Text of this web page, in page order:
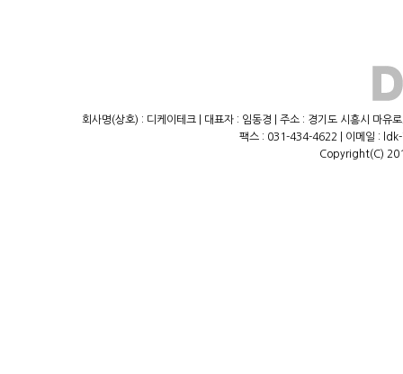
회사명(상호) : 디케이테크 | 대표자 : 임동경 | 주소 : 경기도 시흥시 마
팩스 : 031-434-4622 | 이메일 :
Copyright(C)